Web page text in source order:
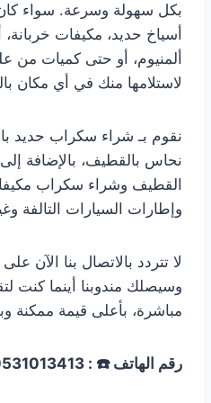
بكل سهولة وسرعة. سواء
أسياخ حديد، مكيفات
ألمنيوم، أو حتى كميات من
لاستلامها منك في أي مكان
نقوم بـ شراء سكراب حديد
نحاس بالقطيف، بالإضافة
القطيف وشراء سكراب
وإطارات السيارات التالفة
لا تتردد بالاتصال بنا الآن
وسيصلك مندوبنا أينما كنت
مباشرة، بأعلى قيمة ممكنة
رقم الهاتف ☎️ : 0531013413